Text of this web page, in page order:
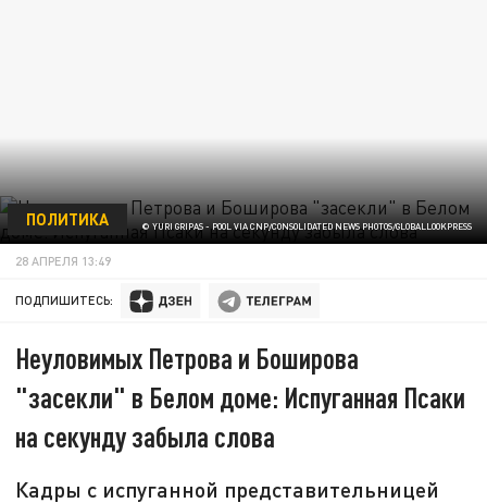
© YURI GRIPAS - POOL VIA CNP/CONSOLIDATED NEWS PHOTOS/GLOBALLOOKPRESS
ПОЛИТИКА
28 АПРЕЛЯ 13:49
ПОДПИШИТЕСЬ:
Неуловимых Петрова и Боширова
"засекли" в Белом доме: Испуганная Псаки
на секунду забыла слова
Кадры с испуганной представительницей